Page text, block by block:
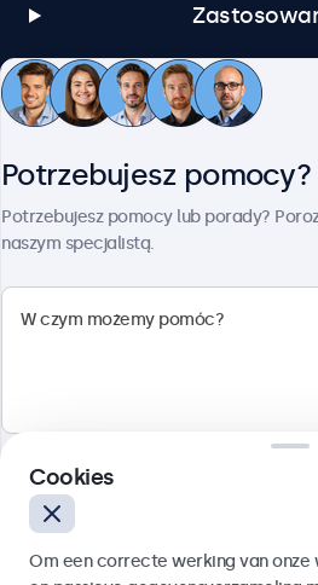
Obsługa
Polski
Potrzebujesz pomocy?
Potrzebujesz pomocy lub porady?
naszym specjalistą.
Wyślij
Cookies
Om een correcte werking van